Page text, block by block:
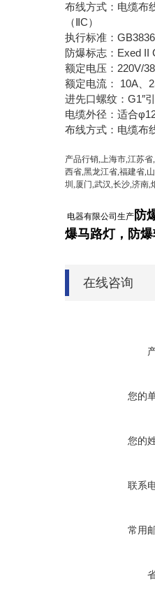
布线方式：电缆布
（ⅡC）
执行标准：
防爆标志：Exed II
额定电压：220V/
额定电流： 10A、
进先口螺纹：G1″
电缆外径：适合
布线方式：电缆布
产品行销,上海市,江苏
西省,黑龙江省,福建省,
圳,厦门,武汉,长沙,济南,
电器有限公司生产 防
爆马路灯， 防
在线咨询
您的
您的
联系
常用